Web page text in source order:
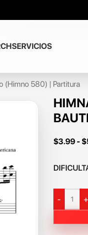
SERVICIOS
(Himno 580) | Partitura
$3.99 -$
-
+